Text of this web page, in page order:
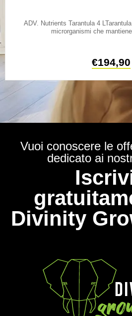
ADV. Nutrients Tarantula 4
microrganismi che
€194,90
Vuoi conoscere le
dedicato ai
Divinity